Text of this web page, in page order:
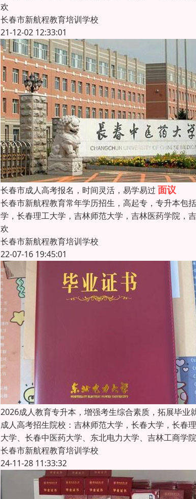
欢
长春市新航程教育培训学校
21-12-02 12:33:01
长春市成人高考报名，时间灵活，易学易过 面议
长春市新航程教育常年学历招生，高起专，专升本包
学，长春理工大学，吉林师范大学，吉林医药学院，
欢
长春市新航程教育培训学校
22-07-16 19:45:01
2026成人教育专升本，增强考生综合素质，拓展毕业
成人高考招生院校：吉林师范大学，长春大学，长春
大学、长春中医药大学、东北电力大学、吉林工商学
长春市新航程教育培训学校
24-11-28 11:33:32